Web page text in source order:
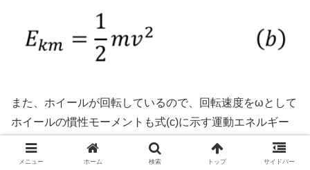
また、ホイールが回転しているので、回転速度をωとして
ホイールの慣性モーメントも式(c)に示す運動エネルギー
Ekjを持つに至ります。
メニュー ホーム 検索 トップ サイドバー